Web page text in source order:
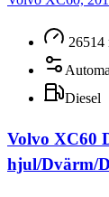
Hammarvägen 1
hjälper vi dig26514
Diesel
Volvo XC60
hjul/Dvärm/